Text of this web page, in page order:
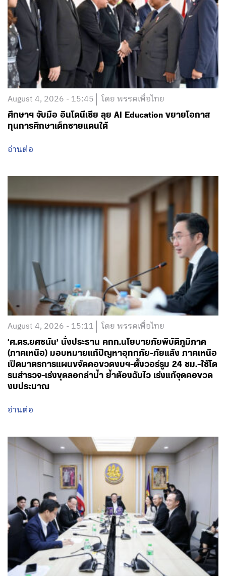
August 4, 2026 - 15:45 โดย พรรคเพื่อไทย
ศึกษาฯ จับมือ อินโดนีเซีย ลุย AI Education ขยายโอกาส
ทุนการศึกษาเด็กชายแดนใต้
อ่านต่อ
August 4, 2026 - 15:11 โดย พรรคเพื่อไทย
‘ศ.ดร.ยศชนัน’ นั่งประธาน คกก.นโยบายภัยพิบัติภูมิภาค
(ภาคเหนือ) มอบหมายแก้ปัญหาอุทกภัย-ภัยแล้ง ภาคเหนือ
เปิดมาตรการแผนขจัดคอขวดงบฯ-ตั้งวอร์รูม 24 ชม.-ใช้โด
รนสำรวจ-เร่งขุดลอกลำน้ำ ย้ำต้องฉับไว เร่งแก้จุดคอขวด
งบประมาณ
อ่านต่อ